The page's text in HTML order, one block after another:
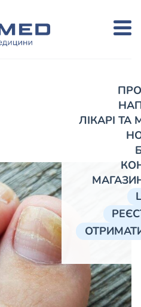
ЛІКАРІ